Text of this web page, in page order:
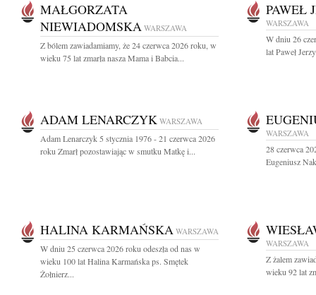
MAŁGORZATA
NIEWIADOMSKA WARSZAWA
Z bólem zawiadamiamy, że 24 czerwca 2026 roku, w
wieku 75 lat zmarła nasza Mama i Babcia...
PAWEŁ
WARSZAWA
W dniu 26
lat Paweł
ADAM LENARCZYK WARSZAWA
Adam Lenarczyk 5 stycznia 1976 - 21 czerwca 2026
roku Zmarł pozostawiając w smutku Matkę i...
WARSZAWA
28 czerwca
Eugeniusz
HALINA KARMAŃSKA WARSZAWA
W dniu 25 czerwca 2026 roku odeszła od nas w
wieku 100 lat Halina Karmańska ps. Smętek
Żołnierz...
WARSZAWA
Z żalem
wieku 92 lat